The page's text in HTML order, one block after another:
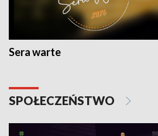
Sera warte
SPOŁECZEŃSTWO